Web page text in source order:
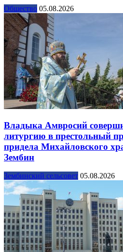
Общество 05.08.2026
Владыка Амвросий
литургию в престольный
придела Михайловского
Зембин
Зембинский сельсовет 05.08.2026